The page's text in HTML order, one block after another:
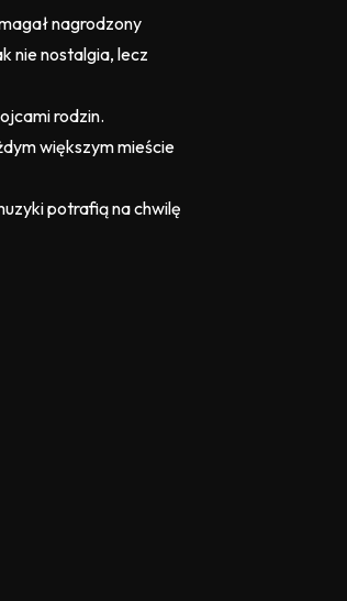
nagrodzony
nie nostalgia, lecz
rodzin.
większym mieście
potrafią na chwilę